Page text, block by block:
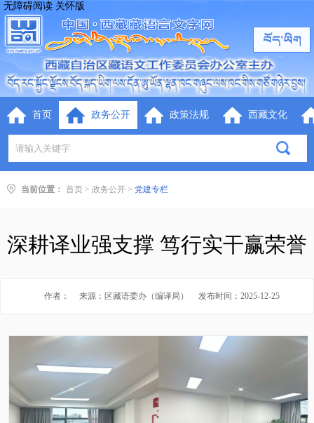
无障碍阅读 关怀版
首页 政务公开 政策法规 西藏文化
当前位置： 首页 > 政务公开 > 党建专栏
深耕译业强支撑 笃行实干赢荣誉
作者： 来源：区藏语委办（编译局） 发布时间：2025-12-25